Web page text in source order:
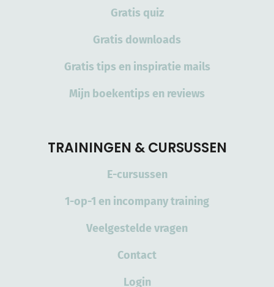
Gratis quiz
Gratis downloads
Gratis tips en inspiratie mails
Mijn boekentips en reviews
TRAININGEN & CURSUSSEN
E-cursussen
1-op-1 en incompany training
Veelgestelde vragen
Contact
Login